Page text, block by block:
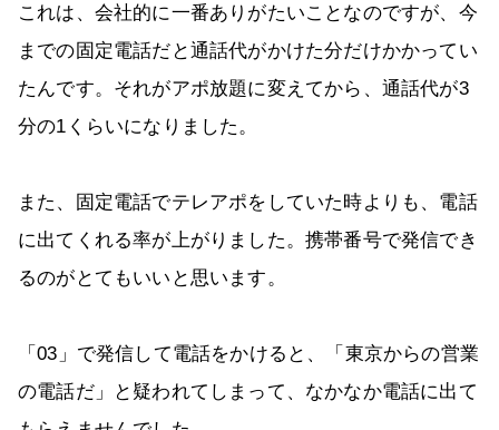
これは、会社的に一番ありがたいことなのですが、今
までの固定電話だと通話代がかけた分だけかかってい
たんです。それがアポ放題に変えてから、通話代が3
分の1くらいになりました。
また、固定電話でテレアポをしていた時よりも、電話
に出てくれる率が上がりました。携帯番号で発信でき
るのがとてもいいと思います。
「03」で発信して電話をかけると、「東京からの営業
の電話だ」と疑われてしまって、なかなか電話に出て